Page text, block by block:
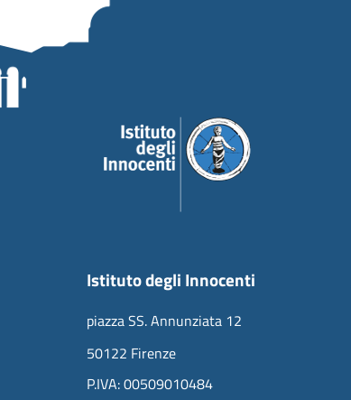
Istituto degli Innocenti
piazza SS. Annunziata 12
50122 Firenze
P.IVA: 00509010484